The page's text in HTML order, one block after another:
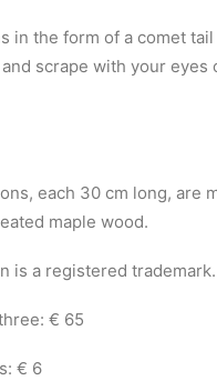
in the form of a comet
scrape with your eyes
each 30 cm long, are
maple wood.
is a registered trademark.
€ 65
€ 6